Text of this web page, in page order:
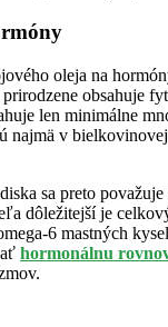
oleja na
obsahuje
len minimálne
najmä v
sa preto považuje
dôležitejší je
6 mastných
hormonálnu